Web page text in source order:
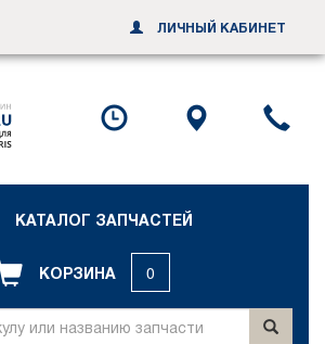
КАТАЛОГ ЗАПЧАСТЕЙ
КОРЗИНА 0
ЛИЧНЫЙ КАБИНЕТ
Посмотреть
график схему